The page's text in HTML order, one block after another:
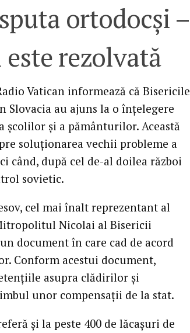
ortodocşi –
rezolvată
Vatican informează că Bisericile
Slovacia au ajuns la o înţelegere
şi a pământurilor. Această
soluţionarea vechii probleme a
când, după cel de-al doilea război
sovietic.
cel mai înalt reprezentant al
Nicolai al Bisericii
document în care cad de acord
Conform acestui document,
asupra clădirilor şi
unor compensaţii de la stat.
şi la peste 400 de lăcaşuri de